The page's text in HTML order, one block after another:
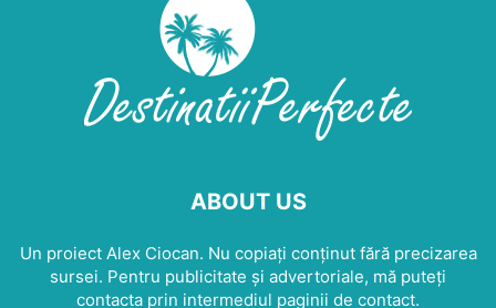
ABOUT US
Un proiect Alex Ciocan. Nu copiați conținut fără precizarea
sursei. Pentru publicitate și advertoriale, mă puteți
contacta prin intermediul paginii de contact.